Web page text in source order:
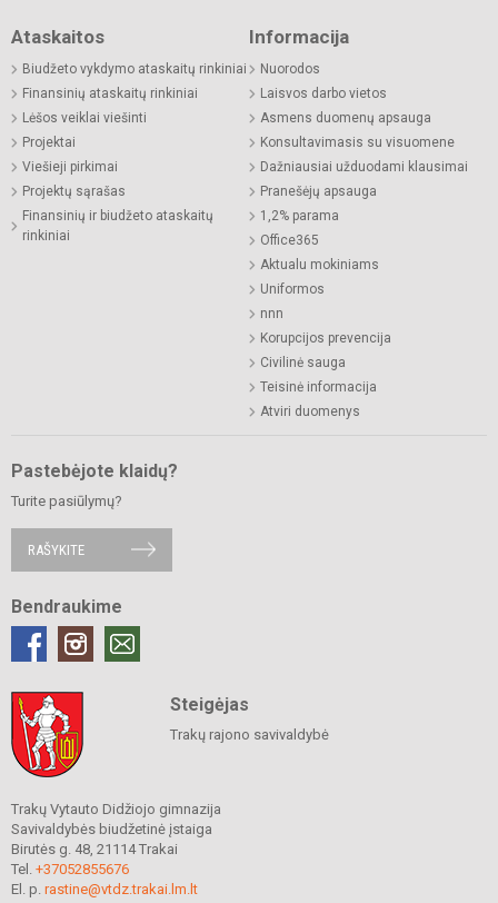
Ataskaitos
Biudžeto vykdymo ataskaitų rinkiniai
Finansinių ataskaitų rinkiniai
Lėšos veiklai viešinti
Projektai
Viešieji pirkimai
Projektų sąrašas
Finansinių ir biudžeto ataskaitų
rinkiniai
Informacija
Nuorodos
Laisvos darbo vietos
Asmens duomenų apsauga
Konsultavimasis su visuomene
Dažniausiai užduodami klausimai
Pranešėjų apsauga
1,2% parama
Office365
Aktualu mokiniams
Uniformos
nnn
Korupcijos prevencija
Civilinė sauga
Teisinė informacija
Atviri duomenys
Pastebėjote klaidų?
Turite pasiūlymų?
RAŠYKITE
Bendraukime
Steigėjas
Trakų rajono savivaldybė
Trakų Vytauto Didžiojo gimnazija
Savivaldybės biudžetinė įstaiga
Birutės g. 48, 21114 Trakai
Tel. +37052855676
El. p. rastine@vtdz.trakai.lm.lt